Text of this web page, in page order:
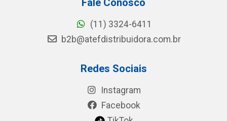
(11) 3324-6411
b2b@atefdistribuidora.com.br
Redes Sociais
Instagram
Facebook